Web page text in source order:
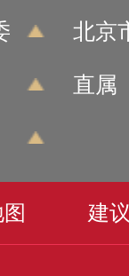
北京
直属
建